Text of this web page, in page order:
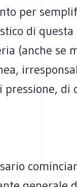
per
di
(anche se
pressione, di